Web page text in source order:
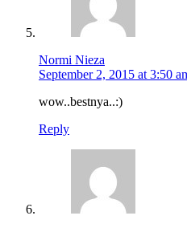
Normi Nieza
September 2, 2015 at 3:50
wow..bestnya..:)
Reply